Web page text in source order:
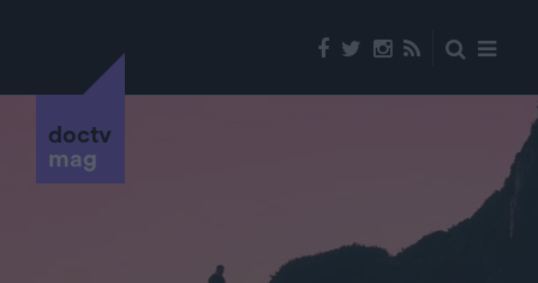
doctv
mag